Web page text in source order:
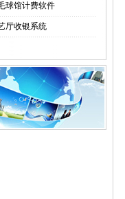
球馆计费软件
厅收银系统